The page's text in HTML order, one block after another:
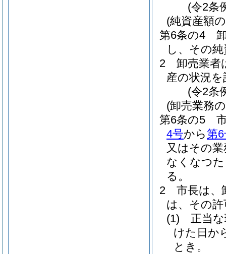
(令2条
(純資産額
第6条の4
し、その
2
卸売業者
産の状況
(令2条
(卸売業務
第6条の5
4号から第
又はその
なくなつ
る。
2
市長は、
は、その
(1)
正当
けた日か
とき。